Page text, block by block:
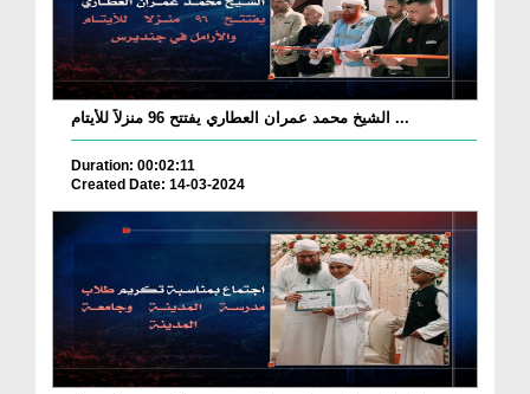
الشيخ محمد عمران العطاري يفتتح 96 منزلاً للأيتام ...
Duration: 00:02:11
Created Date: 14-03-2024